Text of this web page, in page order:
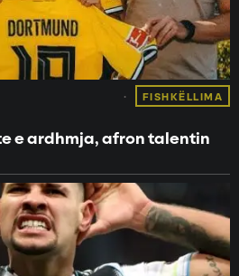
FISHKËLLIMA
e ardhmja, afron talentin